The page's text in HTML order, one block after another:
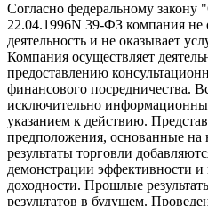
Согласно федеральному
22.04.1996N 39-ФЗ компания не
деятельность и не оказывает
Компания осуществляет
предоставлению
финансового посредничества.
исключительно
указанием к действию.
предположения, основанные
результаты торговли
демонстрации эффективности и
доходности. Прошлые
результатов в будущем.